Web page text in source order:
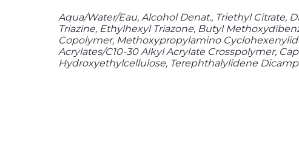
Aqua/Water/Eau, Alcohol Denat., Triethyl Citrate,
Triazine, Ethylhexyl Triazone, Butyl
Copolymer, Methoxypropylamino
Acrylates/C10-30 Alkyl Acrylate Crosspolymer,
Hydroxyethylcellulose, Terephthalylidene